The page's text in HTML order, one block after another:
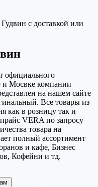
с доставкой или
официального
и Мосвке компании
на нашем сайте
Все товары из
как в розницу так и
VERA по запросу
товара на
полный ассортимент
и кафе, Бизнес
Кофейни и тд.